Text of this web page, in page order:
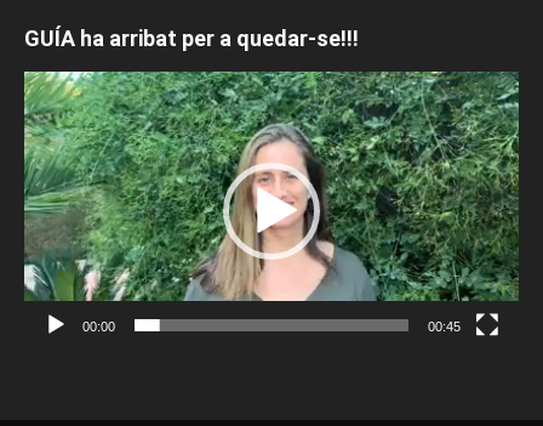
GUÍA ha arribat per a quedar-se!!!
Reproductor
de
vídeo
00:00 00:45